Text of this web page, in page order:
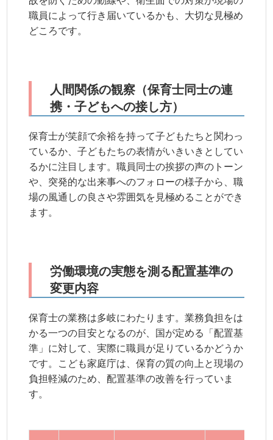
職員によって行き届いているかも、大切な見極め
どころです。
人間関係の観察（保育士同士の連
携・子どもへの接し方）
保育士が笑顔で余裕を持って子どもたちと関わっ
ているか、子どもたちの表情がいきいきとしてい
るかに注目します。職員同士の挨拶の声のトーン
や、突発的な出来事へのフォローの様子から、職
場の風通しの良さや雰囲気を見極めることができ
ます。
労働環境の実態を測る配置基準の
変更内容
保育士の業務は多岐にわたります。業務負担をは
かる一つの目安となるのが、国が定める「配置基
準」に対して、実際に職員が足りているかどうか
です。こども家庭庁は、保育の質の向上と現場の
負担軽減のため、配置基準の改善を行っていま
す。